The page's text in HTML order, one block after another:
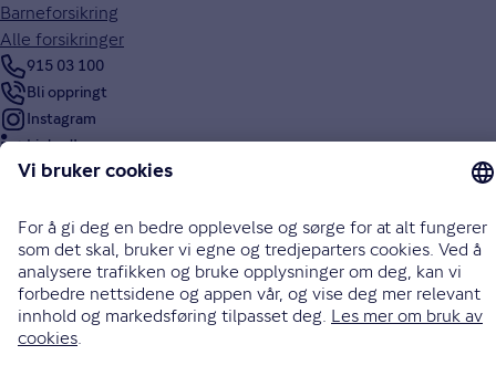
Barneforsikring
Alle forsikringer
915 03 100
Bli oppringt
Instagram
LinkedIn
Facebook
Endre cookieinnstillinger
Informasjonskapsler (cookies)
Personvern og sikkerhet
Vilkår for bruk av nettsidene
Tilgjengelighetserklæring
Sammenlign prisene våre med andre selskaper på